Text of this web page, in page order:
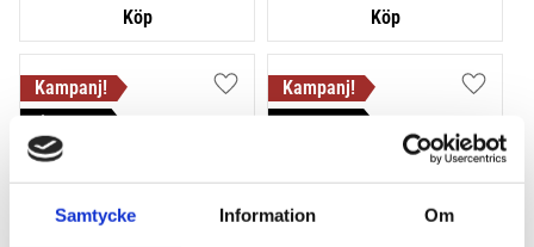
Samtycke Information Om
Lägg till i favoriter Lägg